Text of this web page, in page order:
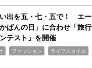
出を五・七・五で！ エー
ばんの日」に合わせ「旅行
テスト」を開催
ファッション ライフスタイル